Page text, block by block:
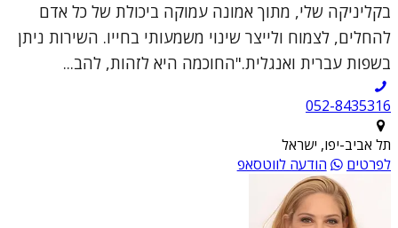
בקליניקה שלי, מתוך אמונה עמוקה ביכולת של כל אדם
להחלים, לצמוח ולייצר שינוי משמעותי בחייו. השירות ניתן
בשפות עברית ואנגלית."החוכמה היא לזהות, להב...
052-8435316
תל אביב-יפו, ישראל
לפרטים
הודעה לווטסאפ